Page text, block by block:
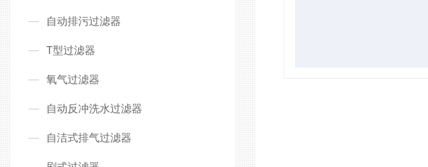
自动排污过滤器
T型过滤器
氧气过滤器
自动反冲洗水过滤器
自洁式排气过滤器